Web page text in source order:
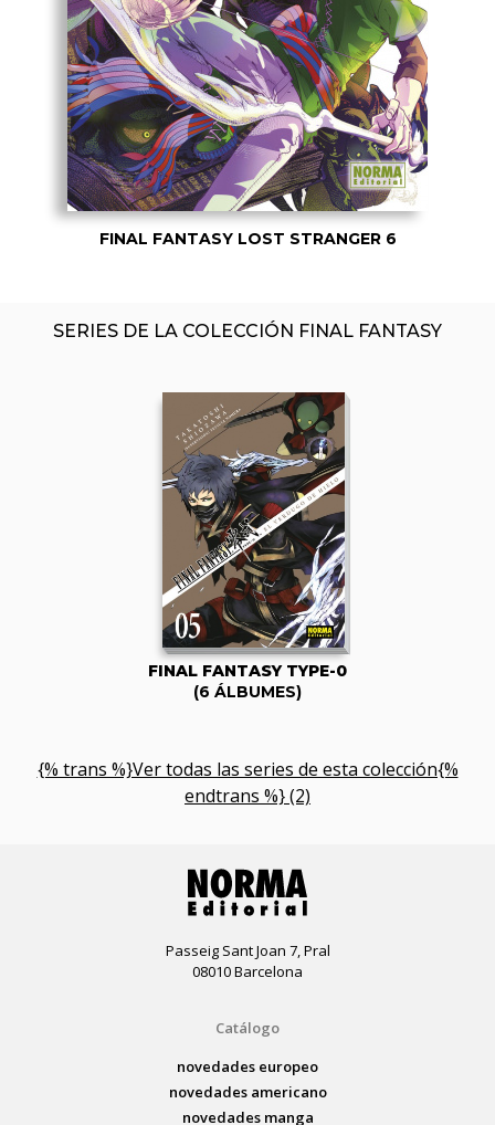
FINAL FANTASY LOST STRANGER 6
SERIES DE LA COLECCIÓN FINAL FANTASY
FINAL FANTASY TYPE-0
(6 ÁLBUMES)
{% trans %}Ver todas las series de esta colección{%
endtrans %} (2)
Passeig Sant Joan 7, Pral
08010 Barcelona
Catálogo
novedades europeo
novedades americano
novedades manga